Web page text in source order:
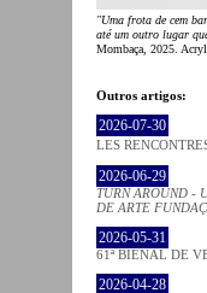
"Uma frota de cem
até um outro lugar
Mombaça, 2025.
Outros artigos:
2026-07-30
LES
2026-06-29
TURN AROUND -
DE ARTE
2026-05-31
61ª BIENAL DE
2026-04-28